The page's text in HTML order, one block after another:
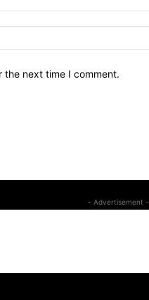
the next time I comment.
- Advertisement -